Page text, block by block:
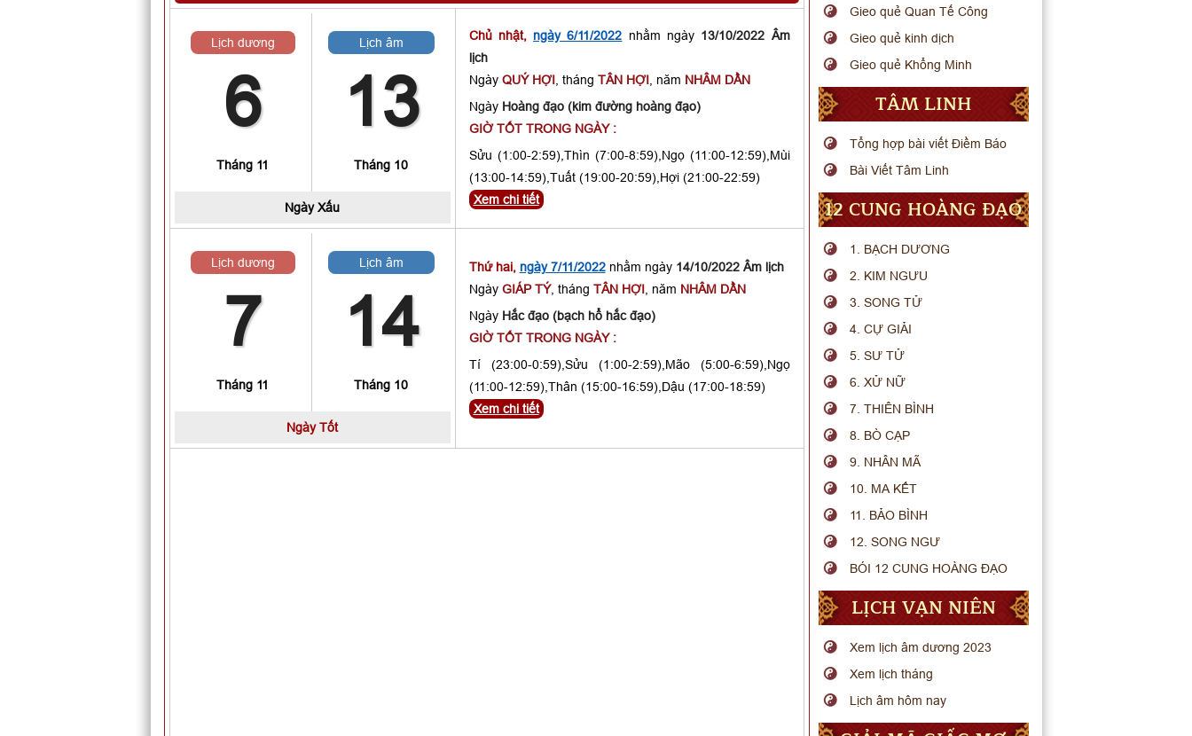
Lịch dương
6
Tháng 11
Lịch âm
13
Tháng 10
Ngày Xấu
Chủ nhật, ngày 6/11/2022 nhằm ngày 13/10/2022 Âm
lịch
Ngày QUÝ HỢI , tháng TÂN HỢI , năm NHÂM DẦN
Ngày Hoàng đạo (kim đường hoàng đạo)
GIỜ TỐT TRONG NGÀY :
Sửu (1:00-2:59),Thìn (7:00-8:59),Ngọ (11:00-12:59),Mùi
(13:00-14:59),Tuất (19:00-20:59),Hợi (21:00-22:59)
Xem chi tiết
Lịch dương
7
Tháng 11
Lịch âm
14
Tháng 10
NgàyTốt
Thứ hai, ngày 7/11/2022nhằm ngày 14/10/2022 Âm lịch
Ngày GIÁP TÝ, tháng TÂN HỢI , năm NHÂM DẦN
Ngày Hắc đạo (bạch hổ hắc đạo)
GIỜ TỐT TRONG NGÀY :
Tí (23:00-0:59),Sửu (1:00-2:59),Mão (5:00-6:59),Ngọ
(11:00-12:59),Thân (15:00-16:59),Dậu (17:00-18:59)
Xem chi tiết
Gieo quẻ Quan Tế Công
Gieo quẻ kinh dịch
Gieo quẻ Khổng Minh
TÂM LINH
Tổng hợp bài viết Điềm Báo
Bài Viết Tâm Linh
12 CUNG HOÀNG ĐẠO
1. BẠCH DƯƠNG
2. KIM NGƯU
3. SONG TỬ
4. CỰ GIẢI
5. SƯ TỬ
6. XỬ NỮ
7. THIÊN BÌNH
8. BÒ CẠP
9. NHÂN MÃ
10. MA KẾT
11. BẢO BÌNH
12. SONG NGƯ
BÓI 12 CUNG HOÀNG ĐẠO
LỊCH VẠN NIÊN
Xem lịch âm dương 2023
Xem lịch tháng
Lịch âm hôm nay